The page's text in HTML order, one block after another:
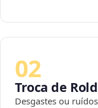
02
Troca de
Desgastes ou